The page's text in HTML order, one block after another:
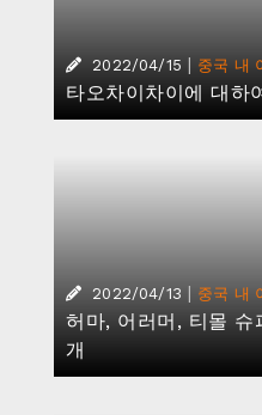
2022/04/15 | 중국 내
타오차이차이에 대하
2022/04/13 | 중국 내
허마, 어러머, 티몰 슈
개